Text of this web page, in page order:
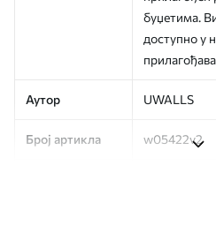
буџетима.
доступно у
Аутор UWALLS
Број артикла w05422v2